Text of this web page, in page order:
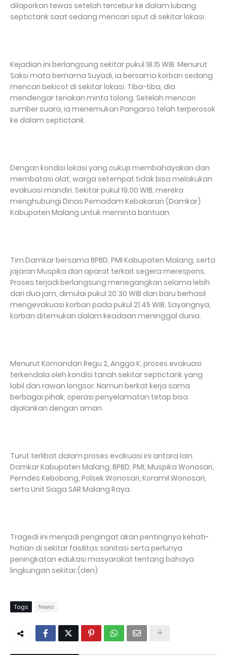
dilaporkan tewas setelah tercebur ke dalam lubang
septictank saat sedang mencari siput di sekitar lokasi.
Kejadian ini berlangsung sekitar pukul 18.15 WIB. Menurut
Saksi mata bernama Suyadi, ia bersama korban sedang
mencari bekicot di sekitar lokasi. Tiba-tiba, dia
mendengar teriakan minta tolong. Setelah mencari
sumber suara, ia menemukan Pangarso telah terperosok
ke dalam septictank.
Dengan kondisi lokasi yang cukup membahayakan dan
membatasi alat, warga setempat tidak bisa melakukan
evakuasi mandiri. Sekitar pukul 19.00 WIB, mereka
menghubungi Dinas Pemadam Kebakaran (Damkar)
Kabupaten Malang untuk meminta bantuan.
Tim Damkar bersama BPBD, PMI Kabupaten Malang, serta
jajaran Muspika dan aparat terkait segera merespons.
Proses terjadi berlangsung menegangkan selama lebih
dari dua jam, dimulai pukul 20.30 WIB dan baru berhasil
mengevakuasi korban pada pukul 21.45 WIB. Sayangnya,
korban ditemukan dalam keadaan meninggal dunia.
Menurut Komandan Regu 2, Angga K, proses evakuasi
terkendala oleh kondisi tanah sekitar septictank yang
labil dan rawan longsor. Namun berkat kerja sama
berbagai pihak, operasi penyelamatan tetap bisa
dijalankan dengan aman.
Turut terlibat dalam proses evakuasi ini antara lain
Damkar Kabupaten Malang, BPBD, PMI, Muspika Wonosari,
Pemdes Kebobang, Polsek Wonosari, Koramil Wonosari,
serta Unit Siaga SAR Malang Raya.
Tragedi ini menjadi pengingat akan pentingnya kehati-
hatian di sekitar fasilitas sanitasi serta perlunya
peningkatan edukasi masyarakat tentang bahaya
lingkungan sekitar.(den)
Tags News